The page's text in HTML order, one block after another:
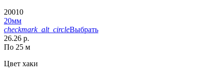
20010
20мм
checkmark_alt_circleВыбрать
26.26 р.
По 25 м
Цвет хаки